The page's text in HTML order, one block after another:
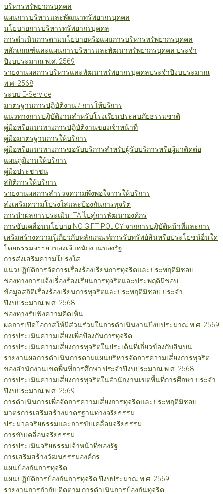
บริหารทรัพยากรบุคคล
แผนการบริหารและพัฒนาทรัพยากรบุคคล
นโยบายการบริหารทรัพยากรบุคคล
การดำเนินการตามนโยบายหรือแผนการบริหารทรัพยากรบุคคล
หลักเกณฑ์และแผนการบริหารและพัฒนาทรัพยากรบุคคล ประจำ
ปีงบประมาณ พ.ศ. 2569
รายงานผลการบริหารและพัฒนาทรัพยากรบุคคลประจำปีงบประมาณ
พ.ศ. 2568
ระบบ E-Service
มาตรฐานการปฏิบัติงาน / การให้บริการ
แนวทางการปฏิบัติงานสำหรับโรงเรียนประสบภัยธรรมชาติ
คู่มือหรือแนวทางการปฏิบัติงานของเจ้าหน้าที่
คู่มือมาตรฐานการให้บริการ
คู่มือหรือแนวทางการขอรับบริการสำหรับผู้รับบริการหรือผู้มาติดต่อ
แผนภูมิงานให้บริการ
คู่มือประชาชน
สถิติการให้บริการ
รายงานผลการสำรวจความพึงพอใจการให้บริการ
ส่งเสริมความโปร่งใสและป้องกันการทุจริต
การนำผลการประเมิน ITA ไปสู่การพัฒนาองค์กร
การขับเคลื่อนนโยบาย NO GIFT POLICY จากการปฏิบัติหน้าที่และการ
เสริมสร้างความรู้เกี่ยวกับหลักเกณฑ์การรับทรัพย์สินหรือประโยชน์อื่นใด
โดยธรรมจรรยาของเจ้าหนักงานของรัฐ
การส่งเสริมความโปร่งใส
แนวปฏิบัติการจัดการเรื่องร้องเรียนการทุจริตและประพฤติมิชอบ
ช่องทางการแจ้งเรื่องร้องเรียนการทุจริตและประพฤติมิชอบ
ข้อมูลสถิติเรื่องร้องเรียนการทุจริตและประพฤติมิชอบ ประจำ
ปีงบประมาณ พ.ศ. 2568
ช่องทางรับฟังความคิดเห็น
ผลการเปิดโอกาสให้มีส่วนร่วมในการดำเนินงานปีงบประมาณ พ.ศ. 2569
การประเมินความเสี่ยงเพื่อป้องกันการทุจริต
การประเมินความเสี่ยงการทุจริตในประเด็นที่เกี่ยวข้องกับสินบน
รายงานผลการดำเนินการตามแผนบริหารจัดการความเสี่ยงการทุจริต
ของสำนักงานเขตพื้นที่การศึกษา ประจำปีงบประมาณ พ.ศ. 2568
การประเมินความเสี่ยงการทุจริตในสำนักงานเขตพื้นที่การศึกษา ประจำ
ปีงบประมาณ พ.ศ. 2569
การดำเนินการเพื่อจัดการความเสี่ยงการทุจริตและประพฤติมิชอบ
มาตรการเสริมสร้างมาตรฐานทางจริยธรรม
ประมวลจริยธรรมและการขับเคลื่อนจริยธรรม
การขับเคลื่อนจริยธรรม
การประเมินจริยธรรมเจ้าหน้าที่ของรัฐ
การเสริมสร้างวัฒนธรรมองค์กร
แผนป้องกันการทุจริต
แผนปฏิบัติการป้องกันการทุจริต ปีงบประมาณ พ.ศ. 2569
รายงานการกำกับ ติดตาม การดำเนินการป้องกันทุจริต